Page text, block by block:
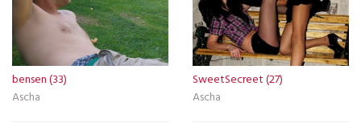
bensen (33)
Ascha
SweetSecreet (27)
Ascha